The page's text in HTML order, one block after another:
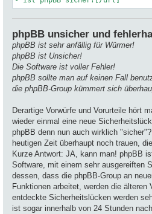
phpBB unsicher und
phpBB ist sehr anfällig für Würmer!
phpBB ist Unsicher!
Die Software ist voller Fehler!
phpBB sollte man auf keinen Fall
die phpBB-Group kümmert sich
Derartige Vorwürfe und Vorurteile hört
wieder einmal eine neue
phpBB denn nun auch wirklich
heutigen Zeit überhaupt noch trauen,
Kurze Antwort: JA, kann man! phpBB
Software, mit einem sehr ausgereiften
dessen, dass die phpBB-Group an
Funktionen arbeitet, werden die älteren
entdeckte Sicherheitslücken werden
ist sogar innerhalb von 24 Stunden